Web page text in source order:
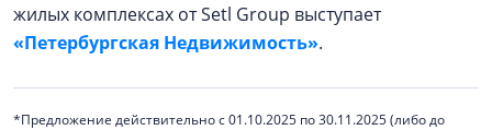
жилых комплексах от Setl Group выступает
«Петербургская Недвижимость».
*Предложение действительно с 01.10.2025 по 30.11.2025 (либо до